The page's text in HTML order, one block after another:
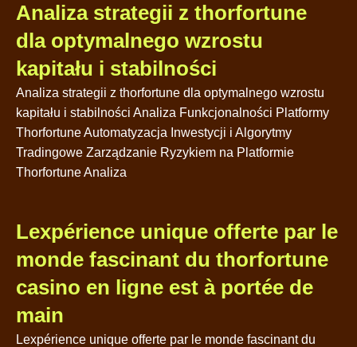
Analiza strategii z thorfortune
dla optymalnego wzrostu
kapitału i stabilności
Analiza strategii z thorfortune dla optymalnego wzrostu
kapitału i stabilności Analiza Funkcjonalności Platformy
Thorfortune Automatyzacja Inwestycji i Algorytmy
Tradingowe Zarządzanie Ryzykiem na Platformie
Thorfortune Analiza
Lexpérience unique offerte par le
monde fascinant du thorfortune
casino en ligne est à portée de
main
Lexpérience unique offerte par le monde fascinant du